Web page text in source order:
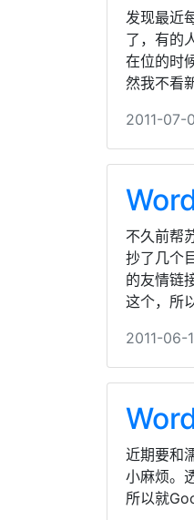
发现最近
了，有的
在位的时
然我不看
2011-07-
不久前帮
抄了几个
的友情链
这个，所
2011-06-
近期要和
小麻烦。
所以就